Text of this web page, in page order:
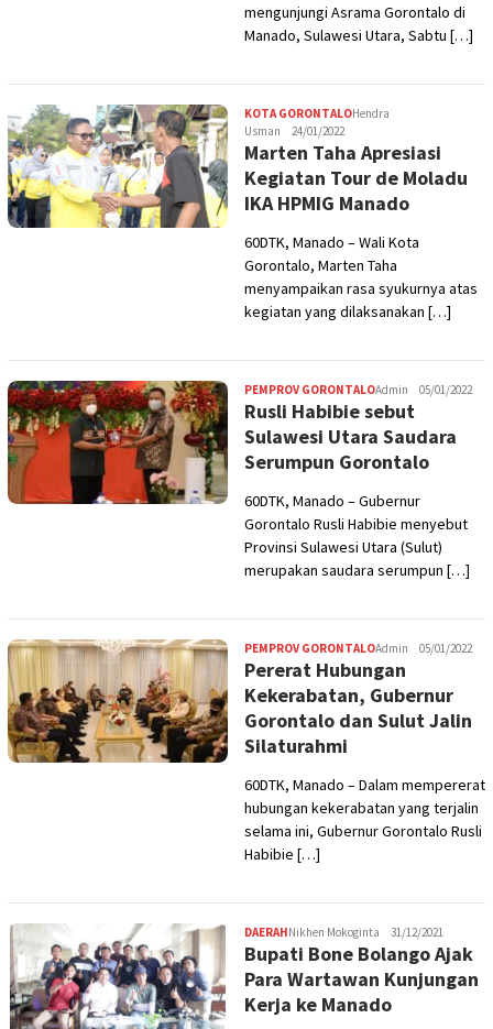
mengunjungi Asrama Gorontalo di
Manado, Sulawesi Utara, Sabtu […]
KOTA GORONTALOHendra
Usman
24/01/2022
Marten Taha Apresiasi
Kegiatan Tour de Moladu
IKA HPMIG Manado
60DTK, Manado – Wali Kota
Gorontalo, Marten Taha
menyampaikan rasa syukurnya atas
kegiatan yang dilaksanakan […]
PEMPROV GORONTALOAdmin 05/01/2022
Rusli Habibie sebut
Sulawesi Utara Saudara
Serumpun Gorontalo
60DTK, Manado – Gubernur
Gorontalo Rusli Habibie menyebut
Provinsi Sulawesi Utara (Sulut)
merupakan saudara serumpun […]
PEMPROV GORONTALOAdmin 05/01/2022
Pererat Hubungan
Kekerabatan, Gubernur
Gorontalo dan Sulut Jalin
Silaturahmi
60DTK, Manado – Dalam mempererat
hubungan kekerabatan yang terjalin
selama ini, Gubernur Gorontalo Rusli
Habibie […]
DAERAHNikhen Mokoginta 31/12/2021
Bupati Bone Bolango Ajak
Para Wartawan Kunjungan
Kerja ke Manado